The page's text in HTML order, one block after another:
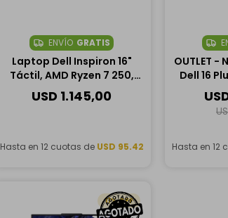
ENVÍO GRATIS
Laptop Dell Inspiron 16"
Táctil, AMD Ryzen 7 250,
32GB RAM, 2TB SSD
USD 1.145,00
Hasta en 12 cuotas de USD 95.42
OUTLET
Dell 16
Intel
Hasta en 12
11